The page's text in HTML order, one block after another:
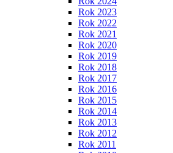
Rok 2023
Rok 2022
Rok 2021
Rok 2020
Rok 2019
Rok 2018
Rok 2017
Rok 2016
Rok 2015
Rok 2014
Rok 2013
Rok 2012
Rok 2011